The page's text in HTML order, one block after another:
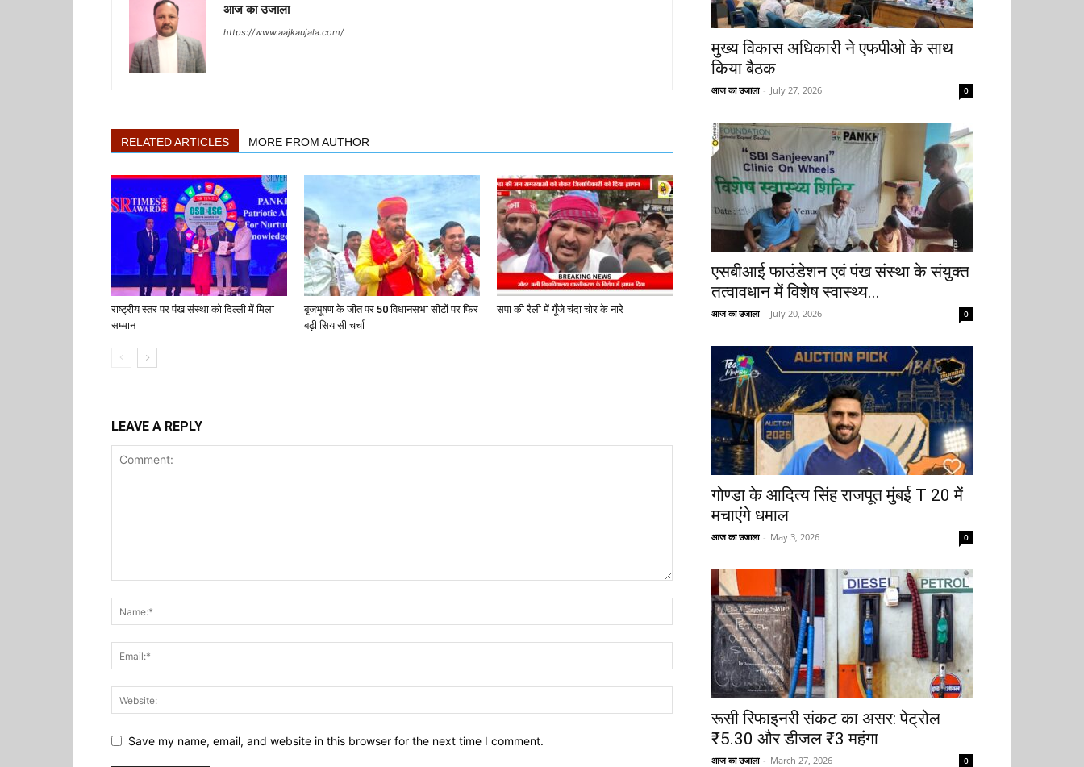
आज का उजाला
https://www.aajkaujala.com/
RELATED ARTICLES MORE FROM AUTHOR
राष्ट्रीय स्तर पर पंख संस्था को दिल्ली में मिला
सम्मान
बृजभूषण के जीत पर 50 विधानसभा सीटों पर फिर
बढ़ी सियासी चर्चा
सपा की रैली में गूँजे चंदा चोर के नारे
LEAVE A REPLY
Save my name, email, and website in this browser for the next time I comment.
मुख्य विकास अधिकारी ने एफपीओ के साथ
किया बैठक
आज का उजाला - July 27, 2026 0
एसबीआई फाउंडेशन एवं पंख संस्था के संयुक्त
तत्वावधान में विशेष स्वास्थ्य...
आज का उजाला - July 20, 2026 0
गोण्डा के आदित्य सिंह राजपूत मुंबई T 20 में
मचाएंगे धमाल
आज का उजाला - May 3, 2026 0
रूसी रिफाइनरी संकट का असर: पेट्रोल
₹5.30 और डीजल ₹3 महंगा
आज का उजाला - March 27, 2026 0